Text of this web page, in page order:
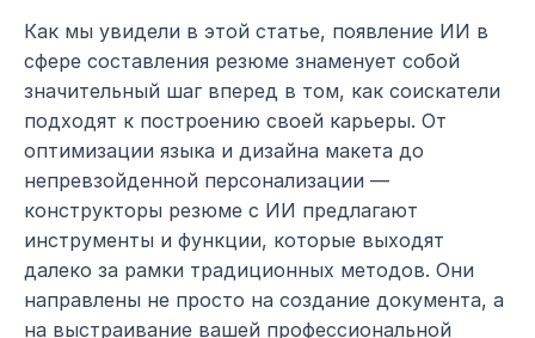
Как мы увидели в этой статье, появление ИИ в
сфере составления резюме знаменует собой
значительный шаг вперед в том, как соискатели
подходят к построению своей карьеры. От
оптимизации языка и дизайна макета до
непревзойденной персонализации —
конструкторы резюме с ИИ предлагают
инструменты и функции, которые выходят
далеко за рамки традиционных методов. Они
направлены не просто на создание документа, а
на выстраивание вашей профессиональной